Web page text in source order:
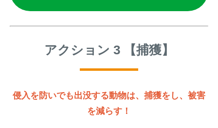
アクション 3 【捕獲】
侵入を防いでも出没する動物は、捕獲をし、被害
を減らす！